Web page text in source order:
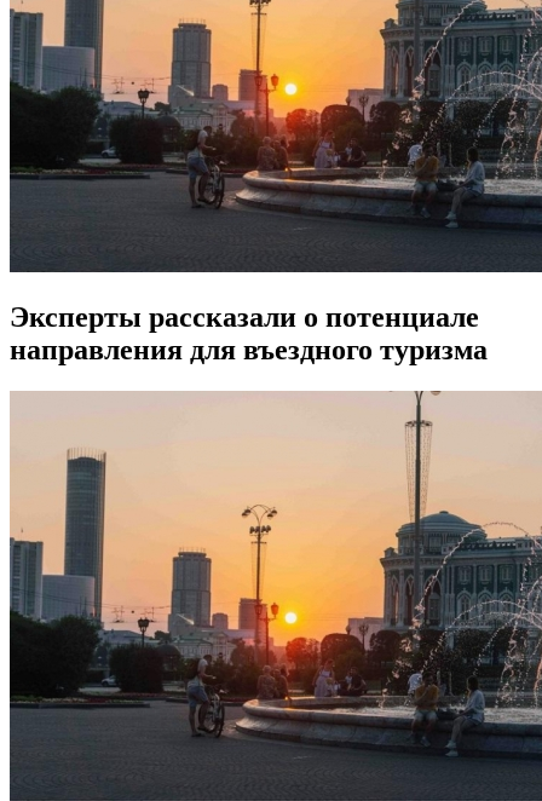
Эксперты рассказали о потенциале
направления для въездного туризма